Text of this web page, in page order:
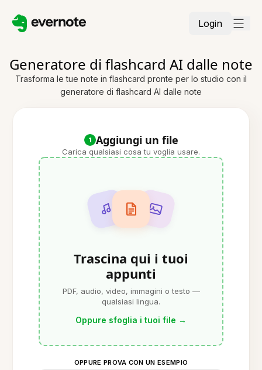
Login
Generatore di flashcard AI dalle note
Trasforma le tue note in flashcard pronte per lo studio con il
generatore di flashcard AI dalle note
1 Aggiungi un file
Carica qualsiasi cosa tu voglia usare.
Trascina qui i tuoi
appunti
PDF, audio, video, immagini o testo —
qualsiasi lingua.
Oppure sfoglia i tuoi file →
OPPURE PROVA CON UN ESEMPIO